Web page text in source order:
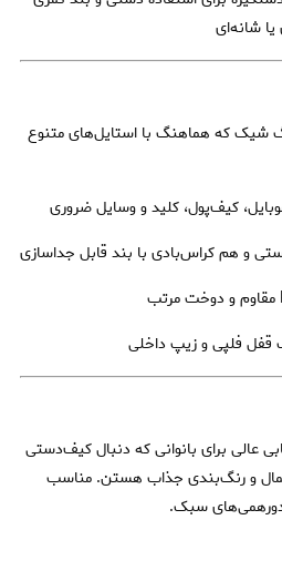
شانه‌ای
شیک که هماهنگ با استایل‌های متنوع
کیف‌پول، کلید و وسایل ضروری
و هم کراس‌بادی با بند قابل جداسازی
قفل فلپی و زیپ داخلی
عالی برای بانوانی که دنبال کیف‌دستی
و رنگ‌بندی جذاب هستن. مناسب
دورهمی‌های سبک.